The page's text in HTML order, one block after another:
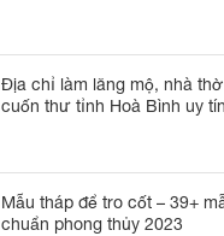
Địa chỉ làm lăng mộ, nhà
cuốn thư tỉnh Hoà Bình uy
Mẫu tháp để tro cốt – 39+
chuẩn phong thủy 2023